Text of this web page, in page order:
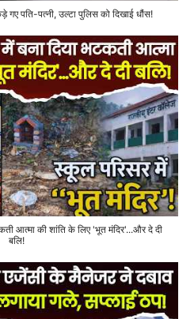
पति-पत्नी, उल्टा पुलिस को दिखाई धौंस!
आत्मा की शांति के लिए 'भूत मंदिर'...और दे दी
बलि!